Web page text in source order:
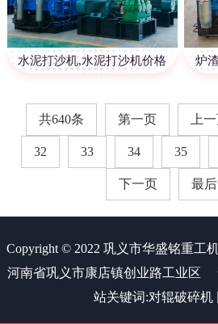
水泥打沙机,水泥打沙机价格 炉
共640条 第一页 上
32 33 34 35
下一页 最
Copyright © 2022 巩义市华盛铭重工
河南省巩义市康店镇创业路工业区
站关键词:对辊破碎机